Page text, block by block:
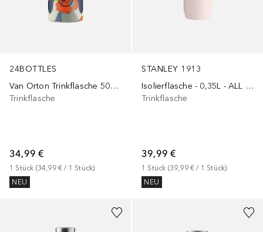
24BOTTLES
Van Orton Trinkflasche 500 ml
Trinkflasche
34,99 €
1 Stück (34,99 € / 1 Stück)
NEU
STANLEY 1913
Isolierflasche - 0,35L - ALL DAY SLIM BOTTLE
Trinkflasche
39,99 €
1 Stück (39,99 € / 1 Stück)
NEU